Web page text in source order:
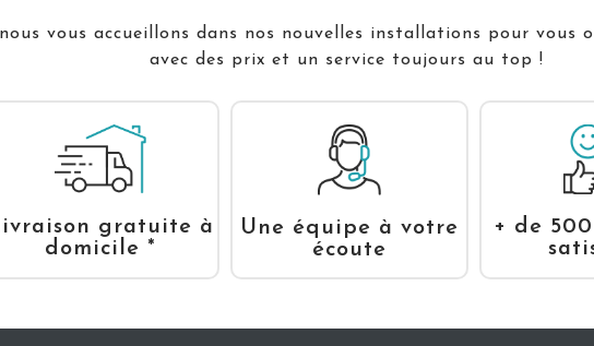
nous vous accueillons dans nos nouvelles installations pour
avec des prix et un service toujours au top !
gratuite à
domicile *
Une équipe à votre
écoute
+ de